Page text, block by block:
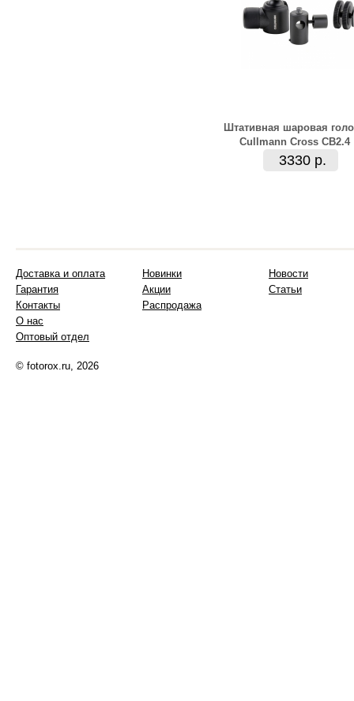
Штативная шаровая
Cullmann Cross CB2.4
3330 р.
Доставка и оплата
Гарантия
Контакты
О нас
Оптовый отдел
Новинки
Акции
Распродажа
Новости
Статьи
© fotorox.ru, 2026